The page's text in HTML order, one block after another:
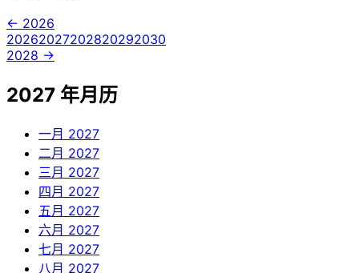
← 2026
20262027202820292030
2028 →
2027 年月历
一月 2027
二月 2027
三月 2027
四月 2027
五月 2027
六月 2027
七月 2027
八月 2027